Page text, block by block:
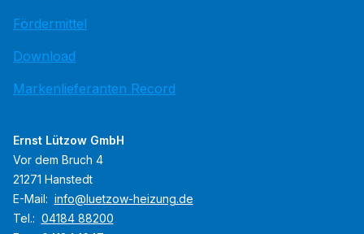
Fördermittel
Download
Markenlieferanten Record
Ernst Lützow GmbH
Vor dem Bruch 4
21271 Hanstedt
E-Mail: info@luetzow-heizung.de
Tel.: 04184 88200